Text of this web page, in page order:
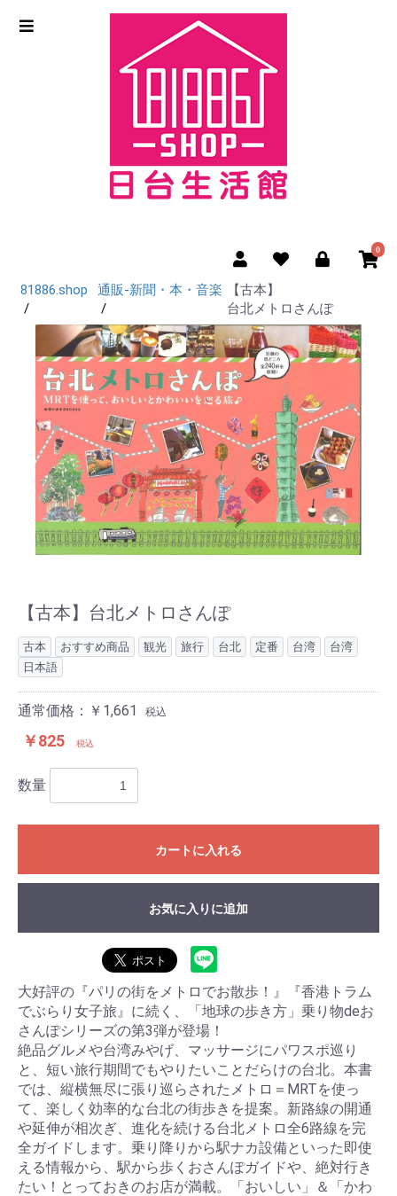
0
81886.shop 通販-新聞・本・音楽
【古本】
台北メトロさんぽ
【古本】台北メトロさんぽ
古本 おすすめ商品 観光 旅行 台北 定番 台湾
台湾
日本語
通常価格：￥1,661 税込
￥825 税込
数量
カートに入れる
お気に入りに追加
大好評の『パリの街をメトロでお散歩！』『香港トラム
でぶらり女子旅』に続く、「地球の歩き方」乗り物deお
さんぽシリーズの第3弾が登場！
絶品グルメや台湾みやげ、マッサージにパワスポ巡り
と、短い旅行期間でもやりたいことだらけの台北。本書
では、縦横無尽に張り巡らされたメトロ＝MRTを使っ
て、楽しく効率的な台北の街歩きを提案。新路線の開通
や延伸が相次ぎ、進化を続ける台北メトロ全6路線を完
全ガイドします。乗り降りから駅ナカ設備といった即使
える情報から、駅から歩くおさんぽガイドや、絶対行き
たい！とっておきのお店が満載。「おいしい」＆「かわ